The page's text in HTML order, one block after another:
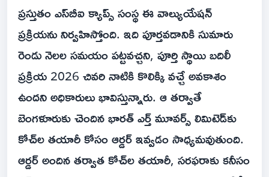
ప్రస్తుతం ఎస్‌బీఐ క్యాప్స్ సంస్థ ఈ వాల్యుయేషన్
ప్రక్రియను నిర్వహిస్తోంది. ఇది పూర్తవడానికి సుమారు
రెండు నెలల సమయం పట్టవచ్చని, పూర్తి స్థాయి బదిలీ
ప్రక్రియ 2026 చివరి నాటికి కొలిక్కి వచ్చే అవకాశం
ఉందని అధికారులు భావిస్తున్నారు. ఆ తర్వాతే
బెంగళూరుకు చెందిన భారత్ ఎర్త్ మూవర్స్ లిమిటెడ్‌కు
కోచ్‌ల తయారీ కోసం ఆర్డర్ ఇవ్వడం సాధ్యమవుతుంది.
ఆర్డర్ అందిన తర్వాత కోచ్‌ల తయారీ, సరఫరాకు కనీసం